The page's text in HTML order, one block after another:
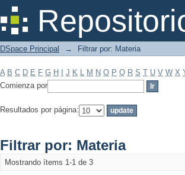
Filtrar por: Materia
DSpace Principal → Filtrar por: Materia
A B C D E F G H J K L M N O P Q R S T U V W X
Comienza por
Resultados por página:
Filtrar por: Materia
Mostrando ítems 1-1 de 3